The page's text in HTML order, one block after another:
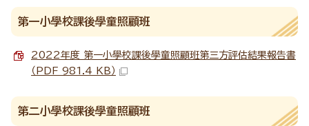
第一小學校課後學童照顧班
2022年度 第一小學校課後學童照顧班第三方評估結果報告書
（PDF 981.4 KB）
第二小學校課後學童照顧班